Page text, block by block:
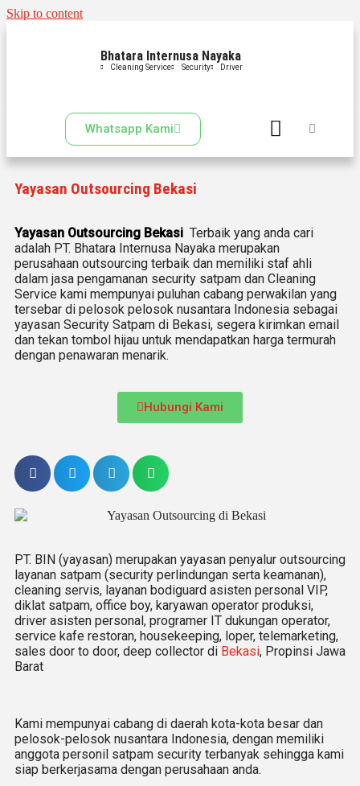
Skip to content
Bhatara Internusa Nayaka
Cleaning Service Security Driver
Whatsapp Kami
Yayasan Outsourcing Bekasi
Yayasan Outsourcing Bekasi Terbaik yang anda cari
adalah PT. Bhatara Internusa Nayaka merupakan
perusahaan outsourcing terbaik dan memiliki staf ahli
dalam jasa pengamanan security satpam dan Cleaning
Service kami mempunyai puluhan cabang perwakilan yang
tersebar di pelosok pelosok nusantara Indonesia sebagai
yayasan Security Satpam di Bekasi, segera kirimkan email
dan tekan tombol hijau untuk mendapatkan harga termurah
dengan penawaran menarik.
Hubungi Kami
PT. BIN (yayasan) merupakan yayasan penyalur outsourcing
layanan satpam (security perlindungan serta keamanan),
cleaning servis, layanan bodiguard asisten personal VIP,
diklat satpam, office boy, karyawan operator produksi,
driver asisten personal, programer IT dukungan operator,
service kafe restoran, housekeeping, loper, telemarketing,
sales door to door, deep collector di Bekasi, Propinsi Jawa
Barat
Kami mempunyai cabang di daerah kota-kota besar dan
pelosok-pelosok nusantara Indonesia, dengan memiliki
anggota personil satpam security terbanyak sehingga kami
siap berkerjasama dengan perusahaan anda.